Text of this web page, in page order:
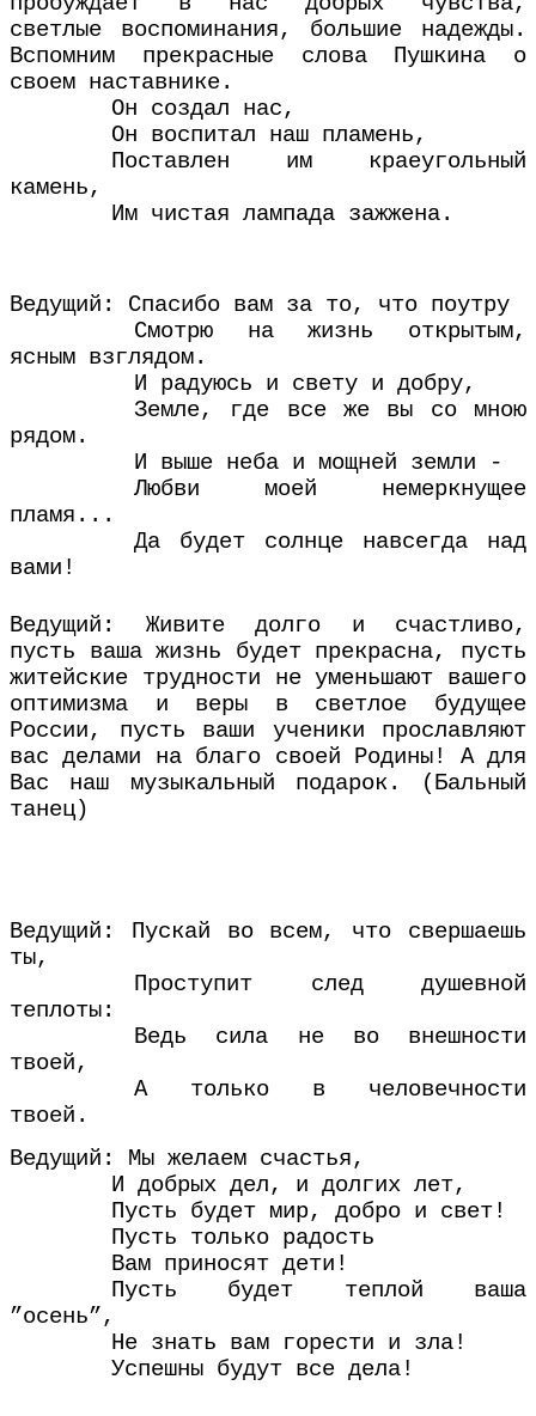
светлые воспоминания, большие надежды.
Вспомним прекрасные слова Пушкина о
своем наставнике.
Он создал нас,
Он воспитал наш пламень,
Поставлен им краеугольный
камень,
Им чистая лампада зажжена.
Ведущий: Спасибо вам за то, что поутру
Смотрю на жизнь открытым,
ясным взглядом.
И радуюсь и свету и добру,
Земле, где все же вы со мною
рядом.
И выше неба и мощней земли -
Любви моей немеркнущее
пламя...
Да будет солнце навсегда над
вами!
Ведущий: Живите долго и счастливо,
пусть ваша жизнь будет прекрасна, пусть
житейские трудности не уменьшают вашего
оптимизма и веры в светлое будущее
России, пусть ваши ученики прославляют
вас делами на благо своей Родины! А для
Вас наш музыкальный подарок. (Бальный
танец)
Ведущий: Пускай во всем, что свершаешь
ты,
Проступит след душевной
теплоты:
Ведь сила не во внешности
твоей,
А только в человечности
твоей.
Ведущий: Мы желаем счастья,
И добрых дел, и долгих лет,
Пусть будет мир, добро и свет!
Пусть только радость
Вам приносят дети!
Пусть будет теплой ваша
”осень”,
Не знать вам горести и зла!
Успешны будут все дела!